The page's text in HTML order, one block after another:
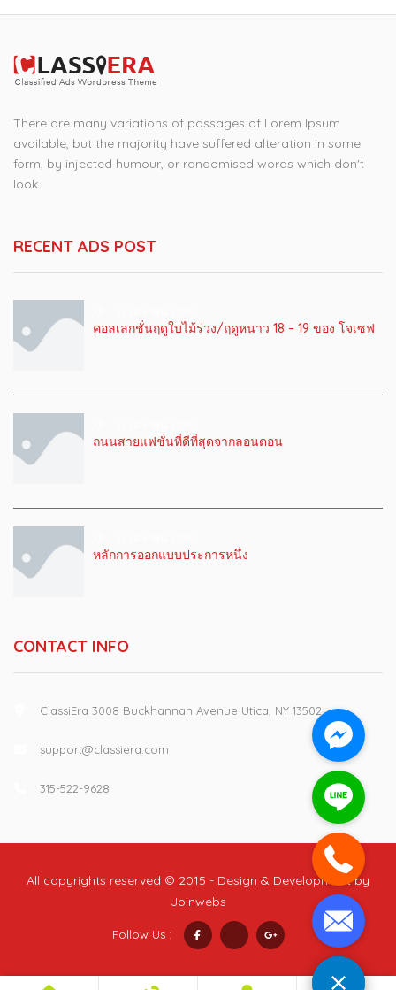
There are many variations of passages of Lorem Ipsum
available, but the majority have suffered alteration in some
form, by injected humour, or randomised words which don't
look.
RECENT ADS POST
คอลเลกชั่นฤดูใบไม้ร่วง/ฤดูหนาว 18 – 19 ของ โจเซฟ
ถนนสายแฟชั่นที่ดีที่สุดจากลอนดอน
หลักการออกแบบประการหนึ่ง
CONTACT INFO
ClassiEra 3008 Buckhannan Avenue Utica, NY 13502
support@classiera.com
315-522-9628
All copyrights reserved © 2015 - Design & Development by
Joinwebs
Follow Us :